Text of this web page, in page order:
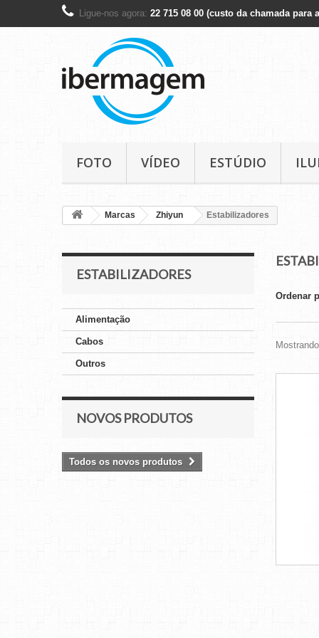
Ligue-nos agora: 22 715 08 00 (custo da chamada para
FOTO VÍDEO ESTÚDIO
Marcas Zhiyun Estabilizadores
ESTABILIZADORES
Alimentação
Cabos
Outros
NOVOS PRODUTOS
Todos os novos produtos
Ordenar